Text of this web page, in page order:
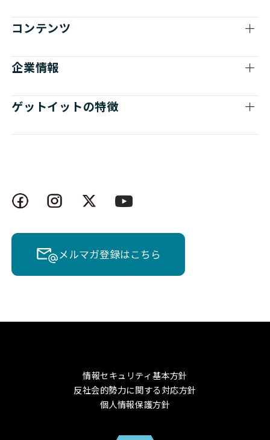
コンテンツ
企業情報
ゲットイットの特徴
メルマガ登録はこちら
情報セキュリティ基本方針
反社会的勢力に関する対応方針
個人情報保護方針